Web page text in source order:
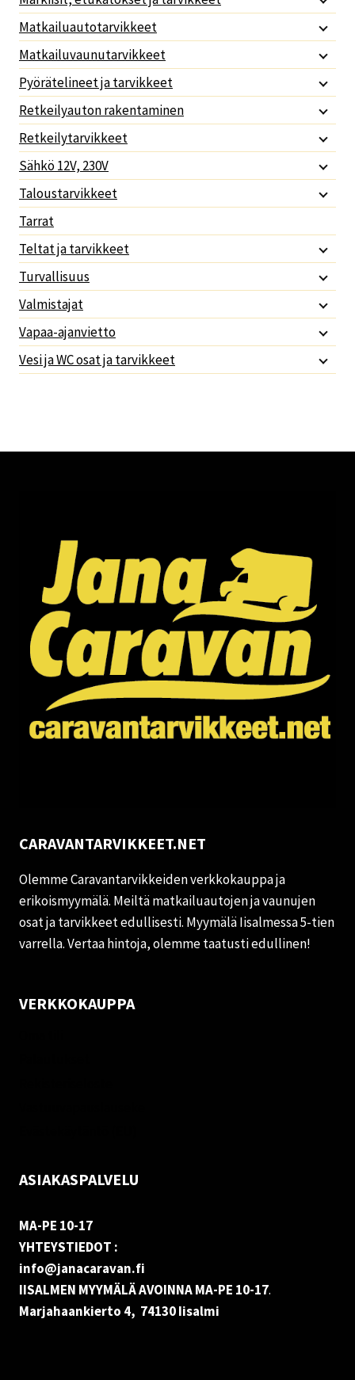
Matkailuautotarvikkeet
Matkailuvaunutarvikkeet
Pyörätelineet ja tarvikkeet
Retkeilyauton rakentaminen
Retkeilytarvikkeet
Sähkö 12V, 230V
Taloustarvikkeet
Tarrat
Teltat ja tarvikkeet
Turvallisuus
Valmistajat
Vapaa-ajanvietto
Vesi ja WC osat ja tarvikkeet
CARAVANTARVIKKEET.NET
Olemme Caravantarvikkeiden verkkokauppa ja
erikoismyymälä. Meiltä matkailuautojen ja vaunujen
osat ja tarvikkeet edullisesti. Myymälä Iisalmessa 5-tien
varrella. Vertaa hintoja, olemme taatusti edullinen!
VERKKOKAUPPA
ASIAKASPALVELU
MA-PE 10-17
YHTEYSTIEDOT :
info@janacaravan.fi
IISALMEN MYYMÄLÄ AVOINNA MA-PE 10-17.
Marjahaankierto 4, 74130 Iisalmi